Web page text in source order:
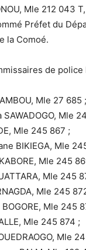
Mle 212 043
Préfet du
la Comoé.
de
Mle 27 685 ;
Mle
Mle 245 867 ;
BIKIEGA, Mle
Mle 245
Mle 245
Mle 245
Mle 245
Mle 245 874 ;
Mle